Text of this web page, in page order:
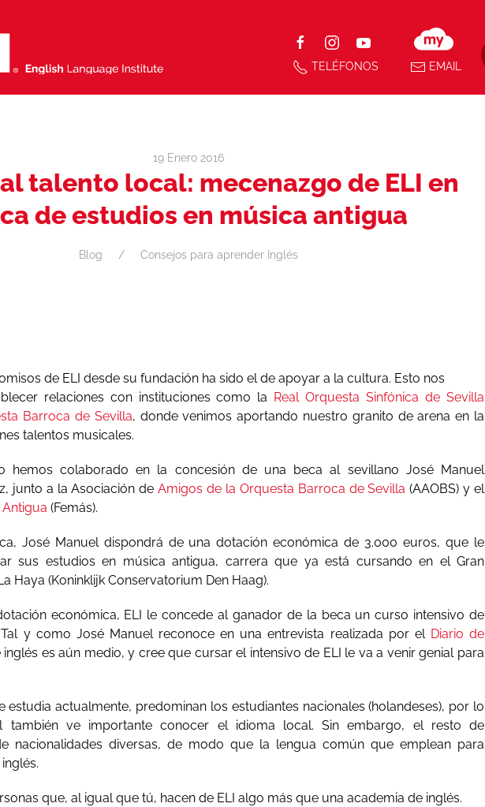
TELÉFONOS EMAIL
19 Enero 2016
talento local: mecenazgo de ELI en
de estudios en música antigua
Blog Consejos para aprender Inglés
de ELI desde su fundación ha sido el de apoyar a la cultura. Esto nos
relaciones con instituciones como la Real Orquesta Sinfónica de Sevilla
Barroca de Sevilla, donde venimos aportando nuestro granito de arena en la
talentos musicales.
hemos colaborado en la concesión de una beca al sevillano José Manuel
junto a la Asociación deAmigos de la Orquesta Barroca de Sevilla (AAOBS) y el
(Femás).
José Manuel dispondrá de una dotación económica de 3.000 euros, que le
sus estudios en música antigua, carrera que ya está cursando en el Gran
Haya (Koninklijk Conservatorium Den Haag).
económica, ELI le concede al ganador de la beca un curso intensivo de
y como José Manuel reconoce en una entrevista realizada por el Diario de
inglés es aún medio, y cree que cursar el intensivo de ELI le va a venir genial para
estudia actualmente, predominan los estudiantes nacionales (holandeses), por lo
también ve importante conocer el idioma local. Sin embargo, el resto de
nacionalidades diversas, de modo que la lengua común que emplean para
que, al igual que tú, hacen de ELI algo más que una academia de inglés.